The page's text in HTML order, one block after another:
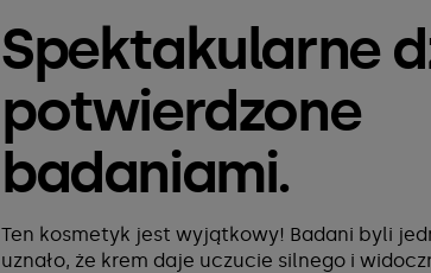
Spektakularne
potwierdzone
badaniami.
Ten kosmetyk jest wyjątkowy! Badani byli
uznało, że krem daje uczucie silnego i